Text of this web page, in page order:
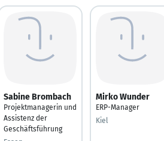
Sabine Brombach
Projektmanagerin und
Assistenz der
Geschäftsführung
Mirko Wunder
ERP-Manager
Kiel